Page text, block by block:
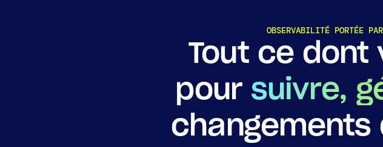
OBSERVABILITÉ PORTÉE
Tout ce dont
pour suivre,
changements